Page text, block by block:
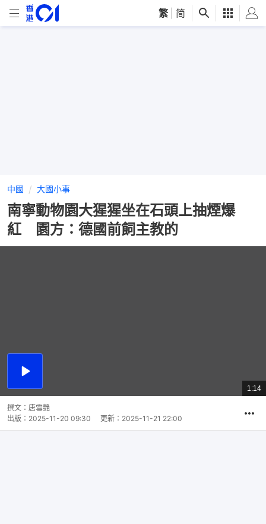
繁 简
中國 大國小事
南寧動物園大猩猩坐在石頭上抽煙爆
紅 園方：德國前飼主教的
播
總
共
1:14
撰文： 唐雪艷
出版： 2025-11-20 09:30 更新： 2025-11-21 22:00